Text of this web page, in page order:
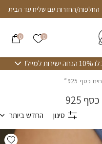
רכישה מאובטחת החלפות/החזרות
0 הרשימה
0
925”
925
סינון החדש ביותר